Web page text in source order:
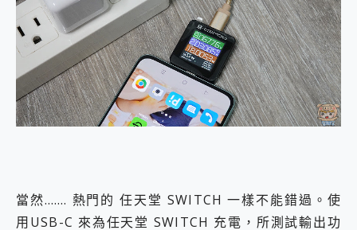
當然……. 熱門的 任天堂 SWITCH 一樣不能錯過。使
用USB-C 來為任天堂 SWITCH 充電，所測試輸出功